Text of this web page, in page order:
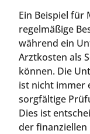
Ein Beispiel
regelmäßige
während ein
Arztkosten als
können. Die
ist nicht immer
sorgfältige
Dies ist
der finanziellen